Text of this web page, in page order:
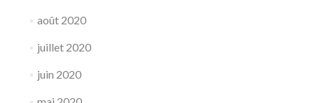
août 2020
juillet 2020
juin 2020